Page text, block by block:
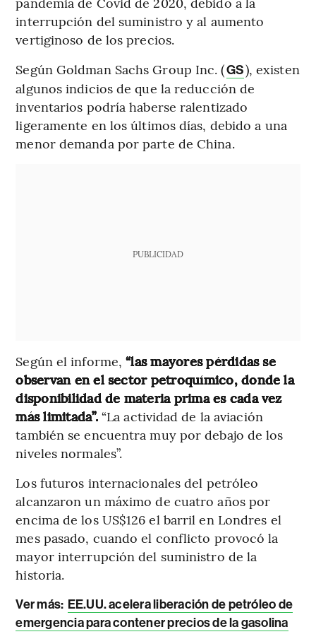
interrupción del suministro y al aumento
vertiginoso de los precios.
Según Goldman Sachs Group Inc. (GS), existen
algunos indicios de que la reducción de
inventarios podría haberse ralentizado
ligeramente en los últimos días, debido a una
menor demanda por parte de China.
PUBLICIDAD
Según el informe,“las mayores pérdidas se
observan en el sector petroquímico, donde la
disponibilidad de materia prima es cada vez
más limitada”. “La actividad de la aviación
también se encuentra muy por debajo de los
niveles normales”.
Los futuros internacionales del petróleo
alcanzaron un máximo de cuatro años por
encima de los US$126 el barril en Londres el
mes pasado, cuando el conflicto provocó la
mayor interrupción del suministro de la
historia.
Ver más: EE.UU. acelera liberación de petróleo de
emergencia para contener precios de la gasolina